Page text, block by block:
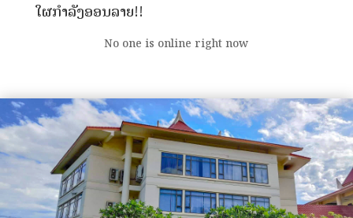
ໃຜກຳລັງອອນລາຍ!!
No one is online right now